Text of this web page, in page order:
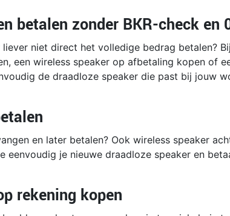
betalen zonder BKR-check en
niet direct het volledige bedrag betalen?
een wireless speaker op afbetaling kopen of
de draadloze speaker die past bij jouw
en later betalen? Ook wireless speaker
je nieuwe draadloze speaker en
rekening kopen